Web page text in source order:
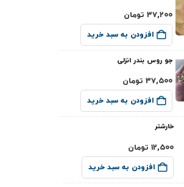
۳۷,۲۰۰ تومان
افزودن به سبد خرید
جو روس بندر انزلی
۳۷,۵۰۰ تومان
افزودن به سبد خرید
خارشتر
۱۲,۵۰۰ تومان
افزودن به سبد خرید